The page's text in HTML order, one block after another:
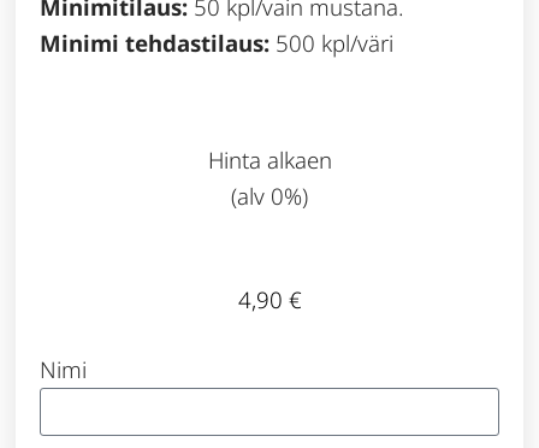
Minimitilaus: 50 kpl/vain mustana.
Minimi tehdastilaus: 500 kpl/väri
Hinta alkaen
(alv 0%)
4,90 €
Nimi